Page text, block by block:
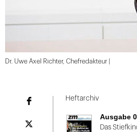
Dr. Uwe Axel Richter, Chefredakteur |
Plattform
Heftarchiv
Ausgabe
Das